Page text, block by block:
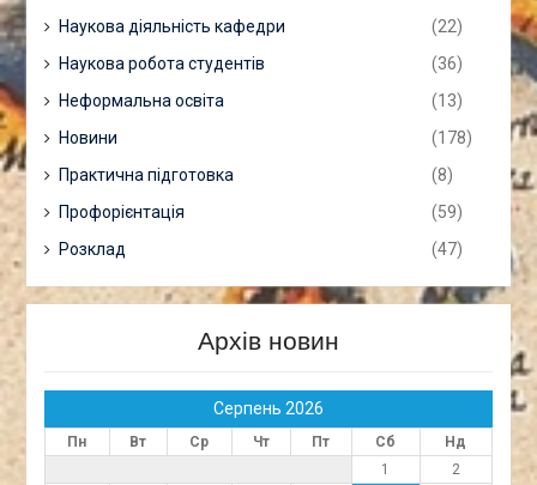
Наукова діяльність кафедри
(22)
Наукова робота студентів
(36)
Неформальна освіта
(13)
Новини
(178)
Практична підготовка
(8)
Профорієнтація
(59)
Розклад
(47)
Архів новин
Серпень 2026
Пн Вт Ср Чт Пт Сб
Нд
1
2